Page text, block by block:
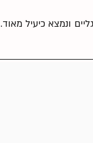
ונמצא כיעיל מאוד.